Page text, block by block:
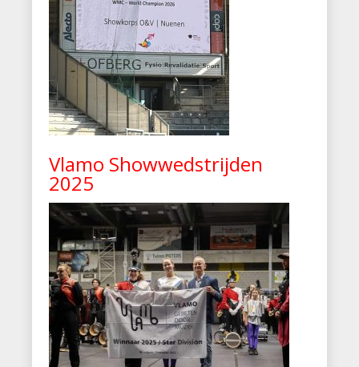
Vlamo Showwedstrijden
2025